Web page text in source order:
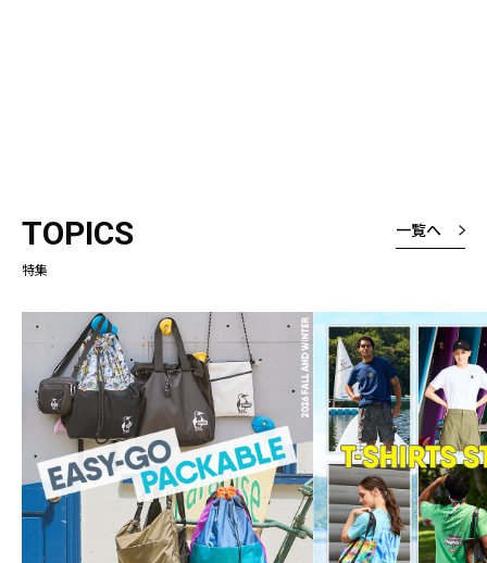
TOPICS
特集
一覧へ